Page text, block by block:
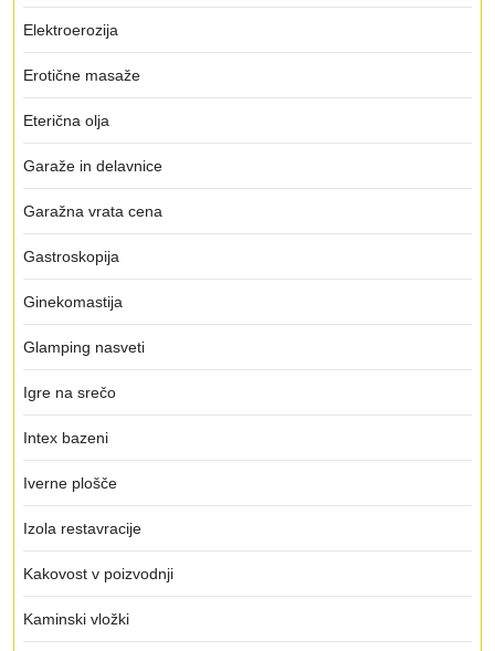
Elektroerozija
Erotične masaže
Eterična olja
Garaže in delavnice
Garažna vrata cena
Gastroskopija
Ginekomastija
Glamping nasveti
Igre na srečo
Intex bazeni
Iverne plošče
Izola restavracije
Kakovost v poizvodnji
Kaminski vložki